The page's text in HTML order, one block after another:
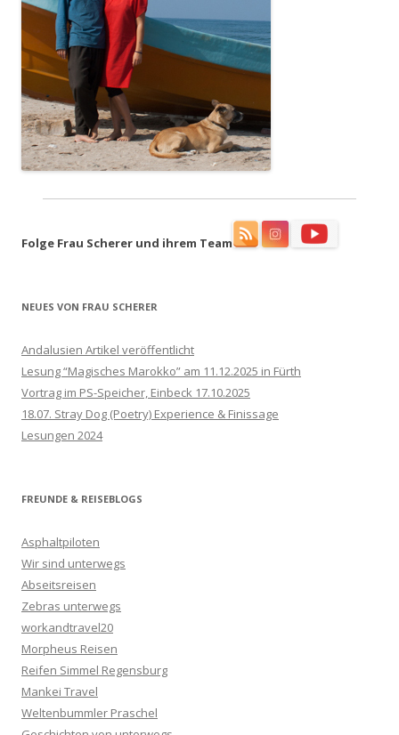
Folge Frau Scherer und ihrem Team
NEUES VON FRAU SCHERER
Andalusien Artikel veröffentlicht
Lesung “Magisches Marokko” am 11.12.2025 in Fürth
Vortrag im PS-Speicher, Einbeck 17.10.2025
18.07. Stray Dog (Poetry) Experience & Finissage
Lesungen 2024
FREUNDE & REISEBLOGS
Asphaltpiloten
Wir sind unterwegs
Abseitsreisen
Zebras unterwegs
workandtravel20
Morpheus Reisen
Reifen Simmel Regensburg
Mankei Travel
Weltenbummler Praschel